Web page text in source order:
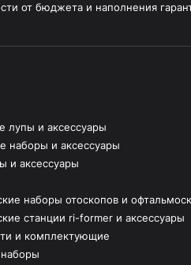
от бюджета и наполнения
лупы и аксессуары
наборы и аксессуары
и аксессуары
наборы отоскопов и
станции ri-former и аксессуары
и комплектующие